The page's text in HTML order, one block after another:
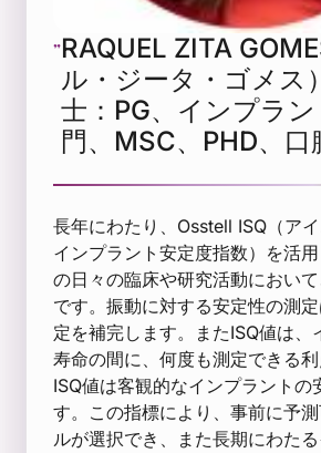
RAQUEL ZITA
ル・ジータ・ゴメス
士：PG、インプラ
門、MSC、PHD、口
長年にわたり、Osstell ISQ（アイ
インプラント安定度指数）を活
の日々の臨床や研究活動におい
です。振動に対する安定性の測
定を補完します。またISQ値は、
寿命の間に、何度も測定できる利
ISQ値は客観的なインプラントの
す。この指標により、事前に予
ルが選択でき、また長期にわた